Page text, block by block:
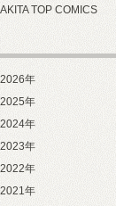
AKITA TOP COMICS
2026年
2025年
2024年
2023年
2022年
2021年